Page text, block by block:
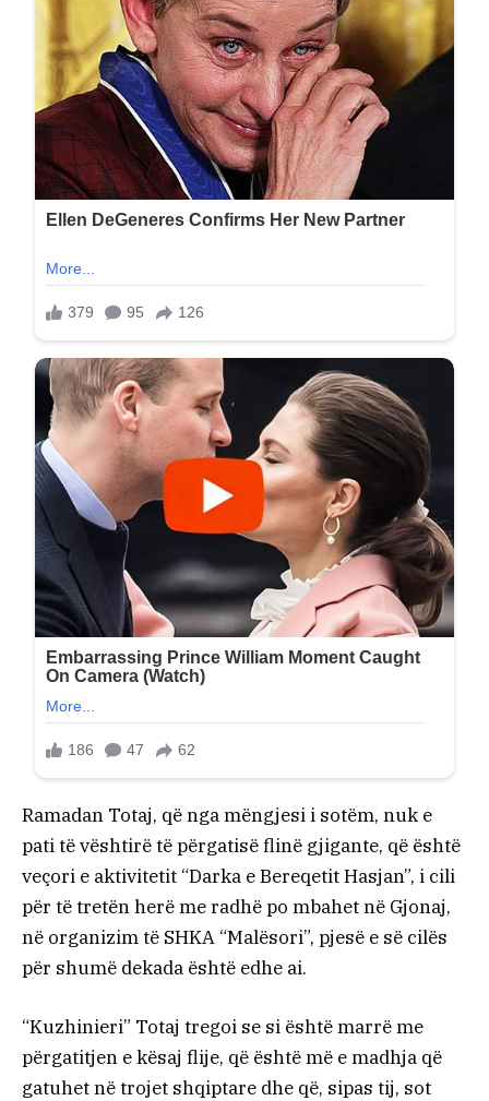
Ramadan Totaj, që nga mëngjesi i sotëm, nuk e
pati të vështirë të përgatisë flinë gjigante, që është
veçori e aktivitetit “Darka e Bereqetit Hasjan”, i cili
për të tretën herë me radhë po mbahet në Gjonaj,
në organizim të SHKA “Malësori”, pjesë e së cilës
për shumë dekada është edhe ai.
“Kuzhinieri” Totaj tregoi se si është marrë me
përgatitjen e kësaj flije, që është më e madhja që
gatuhet në trojet shqiptare dhe që, sipas tij, sot